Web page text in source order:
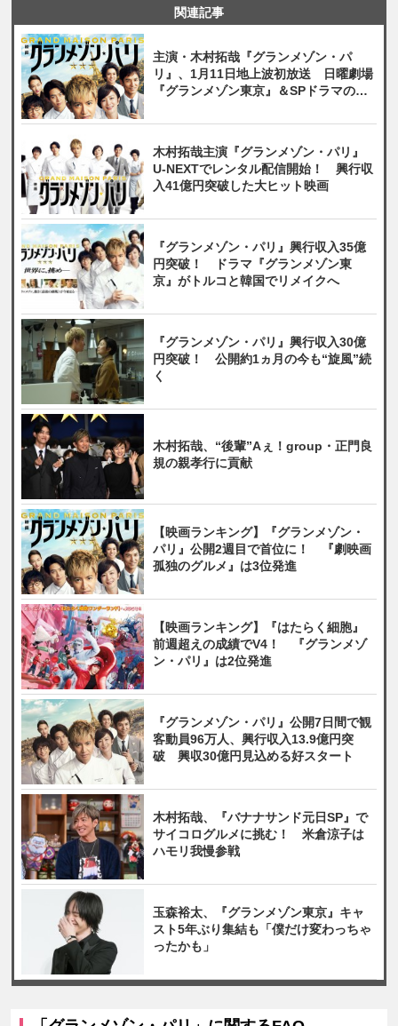
関連記事
主演・木村拓哉『グランメゾン・パ
リ』、1月11日地上波初放送 日曜劇場
『グランメゾン東京』＆SPドラマの一
木村拓哉主演『グランメゾン・パリ』
U‐NEXTでレンタル配信開始！ 興行収
入41億円突破した大ヒット映画
『グランメゾン・パリ』興行収入35億
円突破！ ドラマ『グランメゾン東
京』がトルコと韓国でリメイクへ
『グランメゾン・パリ』興行収入30億
円突破！ 公開約1ヵ月の今も“旋風”続
く
木村拓哉、“後輩”Aぇ！group・正門良
規の親孝行に貢献
【映画ランキング】『グランメゾン・
パリ』公開2週目で首位に！ 『劇映画
孤独のグルメ』は3位発進
【映画ランキング】『はたらく細胞』
前週超えの成績でV4！ 『グランメゾ
ン・パリ』は2位発進
『グランメゾン・パリ』公開7日間で観
客動員96万人、興行収入13.9億円突
破 興収30億円見込める好スタート
木村拓哉、『バナナサンド元日SP』で
サイコログルメに挑む！ 米倉涼子は
ハモリ我慢参戦
玉森裕太、『グランメゾン東京』キャ
スト5年ぶり集結も「僕だけ変わっちゃ
ったかも」